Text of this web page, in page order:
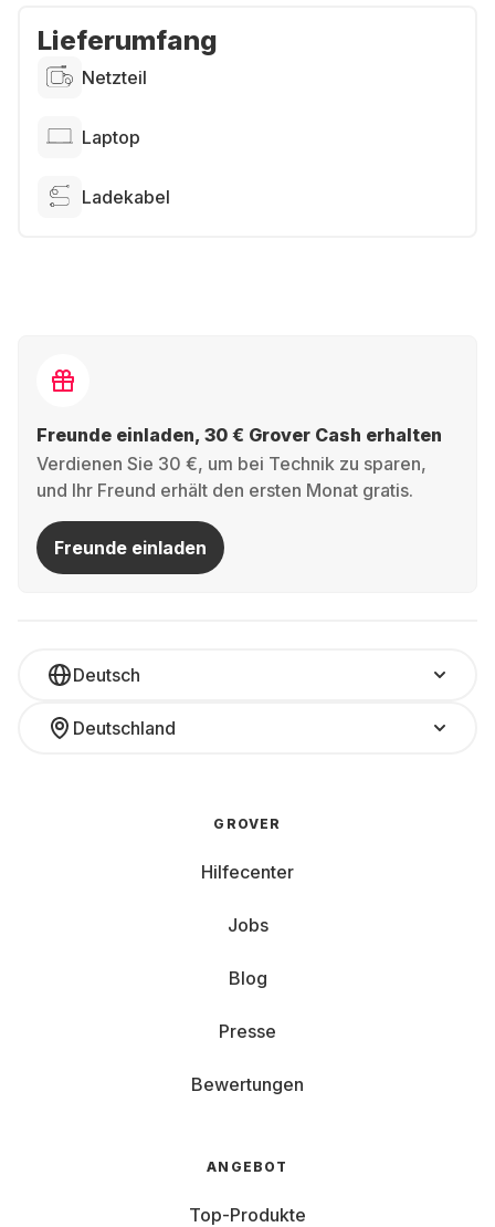
Lieferumfang
Netzteil
Laptop
Ladekabel
Freunde einladen, 30 € Grover Cash erhalten
Verdienen Sie 30 €, um bei Technik zu sparen,
und Ihr Freund erhält den ersten Monat gratis.
Freunde einladen
Deutsch
Deutschland
GROVER
Hilfecenter
Jobs
Blog
Presse
Bewertungen
ANGEBOT
Top-Produkte